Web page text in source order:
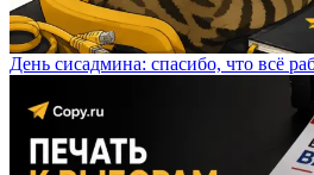
День сисадмина: спасибо, что всё